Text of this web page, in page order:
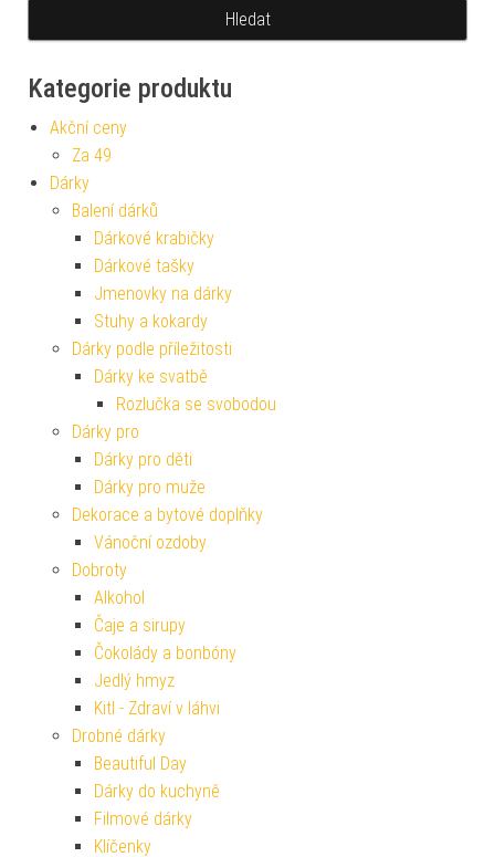
Kategorie produktu
Akční ceny
Za 49
Dárky
Balení dárků
Dárkové krabičky
Dárkové tašky
Jmenovky na dárky
Stuhy a kokardy
Dárky podle příležitosti
Dárky ke svatbě
Rozlučka se svobodou
Dárky pro
Dárky pro děti
Dárky pro muže
Dekorace a bytové doplňky
Vánoční ozdoby
Dobroty
Alkohol
Čaje a sirupy
Čokolády a bonbóny
Jedlý hmyz
Kitl - Zdraví v láhvi
Drobné dárky
Beautiful Day
Dárky do kuchyně
Filmové dárky
Klíčenky